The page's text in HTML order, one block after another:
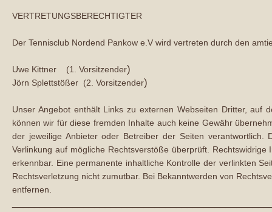
VERTRETUNGSBERECHTIGTER
Der Tennisclub Nordend Pankow e.V wird vertreten durch den
Uwe Kittner (1. Vorsitzender)
Jörn Splettstößer (2. Vorsitzender)
Unser Angebot enthält Links zu externen Webseiten Dritter, auf
können wir für diese fremden Inhalte auch keine Gewähr
der jeweilige Anbieter oder Betreiber der Seiten verantwortlich.
Verlinkung auf mögliche Rechtsverstöße überprüft.
erkennbar. Eine permanente inhaltliche Kontrolle der verlinkten
Rechtsverletzung nicht zumutbar. Bei Bekanntwerden von
entfernen.